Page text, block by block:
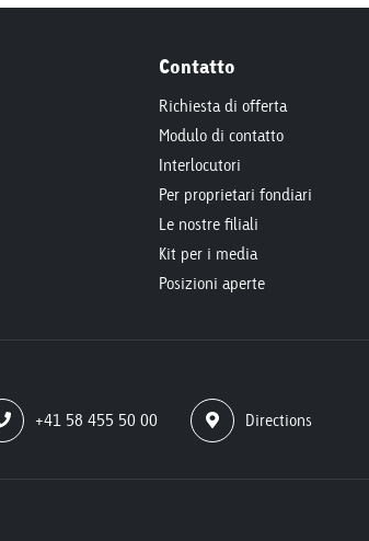
Contatto
Richiesta di offerta
Modulo di contatto
Interlocutori
Per proprietari fondiari
Le nostre filiali
Kit per i media
Posizioni aperte
+41 58 455 50 00 Directions